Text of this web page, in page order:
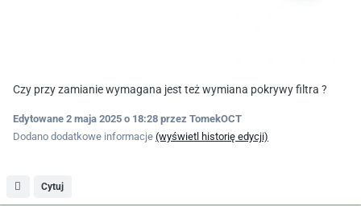
Czy przy zamianie wymagana jest też wymiana pokrywy filtra ?
Edytowane 2 maja 2025 o 18:28 przez TomekOCT
Dodano dodatkowe informacje (wyświetl historię edycji)
Cytuj